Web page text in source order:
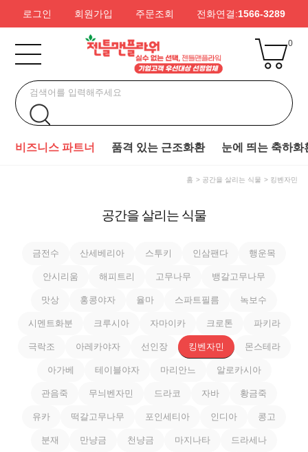
로그인 회원가입 주문조회 전화연결:1566-3289
0
비즈니스 파트너 품격 있는 근조화환 눈에 띄는 축하화
홈 공간을 살리는 식물 킹벤자민
공간을 살리는 식물
금전수 산세베리아 스투키 인삼팬다 행운목
안시리움 해피트리 고무나무 뱅갈고무나무
맛상 홍콩야자 율마 스파트필름 녹보수
시멘트화분 크루시아 자마이카 크로톤 파키라
극락조 아레카야자 선인장 킹벤자민 몬스테라
아가베 테이블야자 마리안느 알로카시아
관음죽 무늬벤자민 드라코 자바 황금죽
유카 떡갈고무나무 포인세티아 인디아 콩고
분재 만냥금 천냥금 마지나타 드라세나